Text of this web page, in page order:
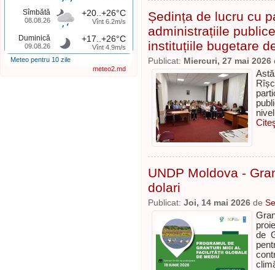
Sîmbătă
08.08.26
+20..+26°C
Vînt 6.2m/s
Duminică
09.08.26
+17..+26°C
Vînt 4.9m/s
Meteo pentru 10 zile
meteo2.md
Ședința de lucru cu
administrațiile
instituțiile bugetare
Publicat: Miercuri, 27 mai 2026
UNDP Moldova -
dolari
Publicat: Joi, 14 mai 2026 de
de